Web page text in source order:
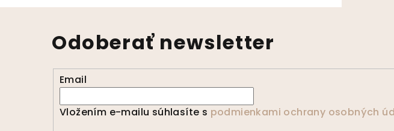
Odoberať newsletter
Email
Vložením e-mailu súhlasíte s podmienkami ochrany osobných